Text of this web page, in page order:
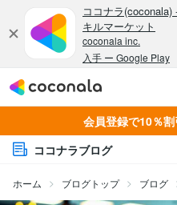
会員登録で10％
ココナラブログ
ホーム ブログトップ ブログ